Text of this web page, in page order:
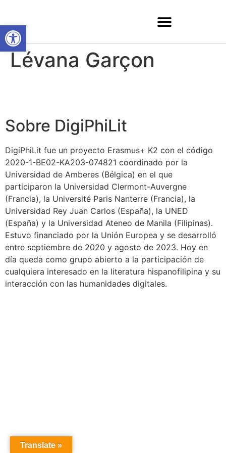
Lévana Garçon
Sobre DigiPhiLit
DigiPhiLit fue un proyecto Erasmus+ K2 con el código
2020-1-BE02-KA203-074821 coordinado por la
Universidad de Amberes (Bélgica) en el que
participaron la Universidad Clermont-Auvergne
(Francia), la Université Paris Nanterre (Francia), la
Universidad Rey Juan Carlos (España), la UNED
(España) y la Universidad Ateneo de Manila (Filipinas).
Estuvo financiado por la Unión Europea y se desarrolló
entre septiembre de 2020 y agosto de 2023. Hoy en
día queda como grupo abierto a la participación de
cualquiera interesado en la literatura hispanofilipina y su
interacción con las humanidades digitales.
Translate »
Abrir barra de herramientas